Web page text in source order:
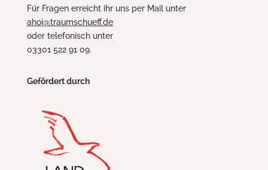
Für Fragen erreicht ihr uns per Mail unter
ahoi@traumschueff.de
oder telefonisch unter
03301 522 91 09.
Gefördert durch